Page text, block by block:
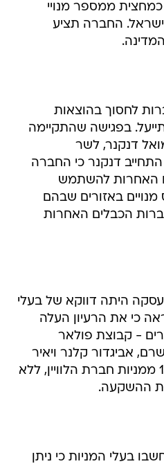
- כמחצית ממספר מנויי
החברה תציע
המדינה.
לחסוך בהוצאות
בפגישה שהתקיימה
דנקנר, לשר
דנקנר כי החברה
האחרות להשתמש
באזורים שבהם
הכבלים האחרות
היתה דווקא של בעלי
כי את הרעיון העלה
- קבוצת פולאר
אביגדור קלנר ויאיר
פודים. בידי פולאר כ-10% ממניות חברת הלוויין, ללא
ההשקעה.
בעלי המניות כי ניתן